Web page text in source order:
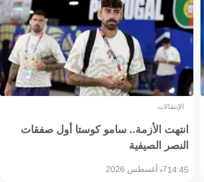
الإنتقالات
انتهت الأزمة.. سامو كوستا أول صفقات
النصر الصيفية
14:457 أغسطس 2026